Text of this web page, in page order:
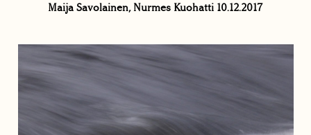
Maija Savolainen, Nurmes Kuohatti 10.12.2017